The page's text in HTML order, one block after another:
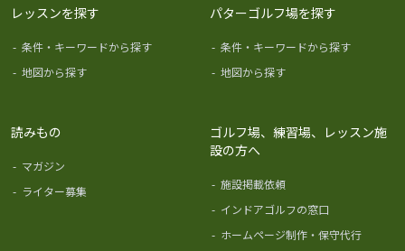
レッスンを探す
- 条件・キーワードから探す
- 地図から探す
パターゴルフ場を探す
- 条件・キーワードから探す
- 地図から探す
読みもの
- マガジン
- ライター募集
ゴルフ場、練習場、レッスン施
設の方へ
- 施設掲載依頼
- インドアゴルフの窓口
- ホームページ制作・保守代行